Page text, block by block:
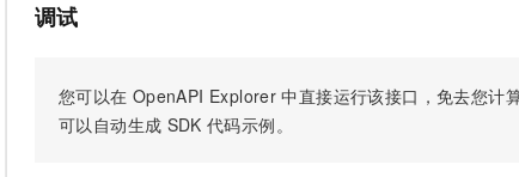
调试
您可以在 OpenAPI Explorer 中直接运行该接口，免去您计
可以自动生成 SDK 代码示例。